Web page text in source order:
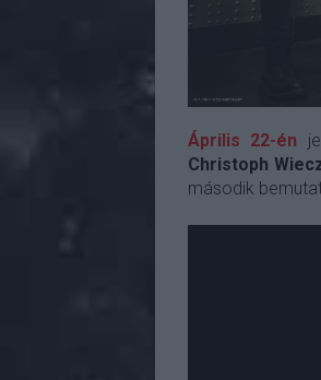
Április 22-én
Christoph
második